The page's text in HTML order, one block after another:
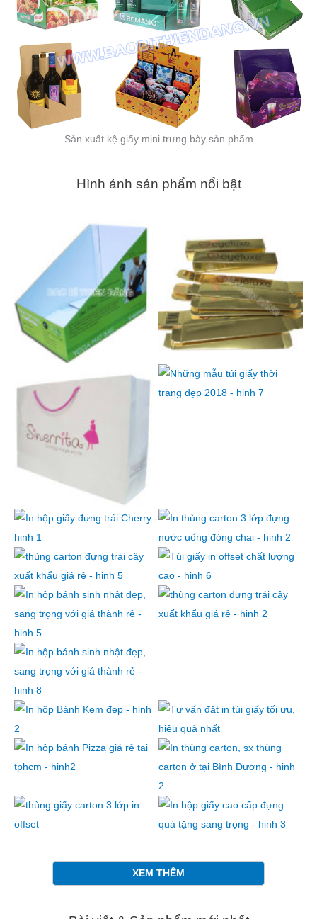
Sản xuất kệ giấy mini trưng bày sản phẩm
Hình ảnh sản phẩm nổi bật
XEM THÊM